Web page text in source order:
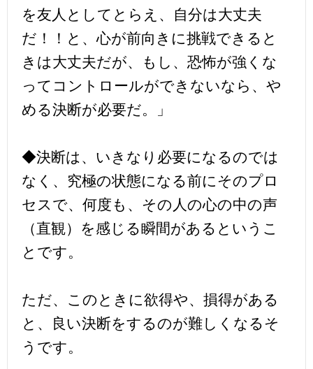
を友人としてとらえ、自分は大丈夫
だ！！と、心が前向きに挑戦できると
きは大丈夫だが、もし、恐怖が強くな
ってコントロールができないなら、や
める決断が必要だ。」
◆決断は、いきなり必要になるのでは
なく、究極の状態になる前にそのプロ
セスで、何度も、その人の心の中の声
（直観）を感じる瞬間があるというこ
とです。
ただ、このときに欲得や、損得がある
と、良い決断をするのが難しくなるそ
うです。